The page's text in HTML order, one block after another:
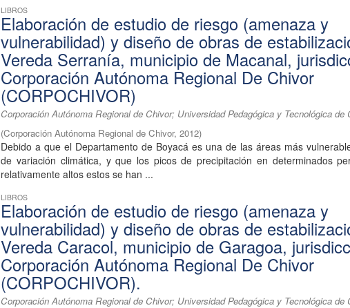
LIBROS
Elaboración de estudio de riesgo (amenaza y
vulnerabilidad) y diseño de obras de
Vereda Serranía, municipio de Macanal,
Corporación Autónoma Regional De Chivor
(CORPOCHIVOR)
Corporación Autónoma Regional de Chivor; Universidad Pedagógica y Tecnológica de
(Corporación Autónoma Regional de Chivor,2012)
Debido a que el Departamento de Boyacá es una de las áreas más
de variación climática, y que los picos de precipitación en determinados
relativamente altos estos se han ...
LIBROS
Elaboración de estudio de riesgo (amenaza y
vulnerabilidad) y diseño de obras de
Vereda Caracol, municipio de Garagoa,
Corporación Autónoma Regional De Chivor
(CORPOCHIVOR).
Corporación Autónoma Regional de Chivor; Universidad Pedagógica y Tecnológica de